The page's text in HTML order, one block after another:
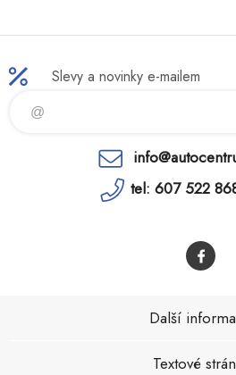
Slevy a novinky e-mailem
tel: 607 522
Další
Textové